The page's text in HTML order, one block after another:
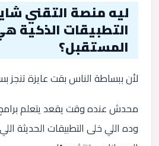
ليه منصة التقني
التطبيقات الذكية
المستقبل؟
لأن ببساطة الناس بقت عايزة تنجز
محدش عنده وقت يقعد يتعلم
وده اللي خلى التطبيقات الحديثة